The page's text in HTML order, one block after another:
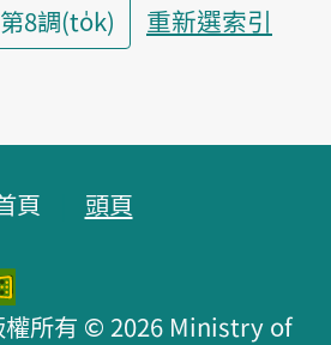
第8調(to̍k) 重新選索引
頁 頭頁
權所有 © 2026 Ministry of